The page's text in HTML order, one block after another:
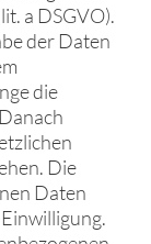
a DSGVO).
der Daten
die
Die
Daten